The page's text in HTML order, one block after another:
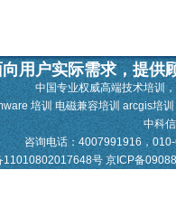
用户实际需求，提供
中国专业权威高端技术培训
培训 电磁兼容培训 arcgis培
中科
咨询电话：4007991916，
11010802017648号京ICP备